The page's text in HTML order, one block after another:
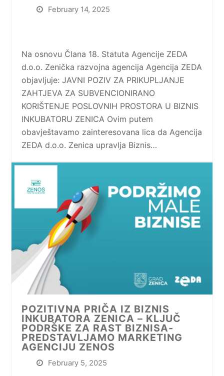
February 14, 2025
Na osnovu Člana 18. Statuta Agencije ZEDA
d.o.o. Zenička razvojna agencija Agencija ZEDA
objavljuje: JAVNI POZIV ZA PRIKUPLJANJE
ZAHTJEVA ZA SUBVENCIONIRANO
KORIŠTENJE POSLOVNIH PROSTORA U BIZNIS
INKUBATORU ZENICA Ovim putem
obavještavamo zainteresovana lica da Agencija
ZEDA d.o.o. Zenica upravlja Biznis…
POZITIVNA PRIČA IZ BIZNIS
INKUBATORA ZENICA – KLJUČ
PODRŠKE ZA RAST BIZNISA-
PREDSTAVLJAMO MARKETING
AGENCIJU ZENOS
February 5, 2025